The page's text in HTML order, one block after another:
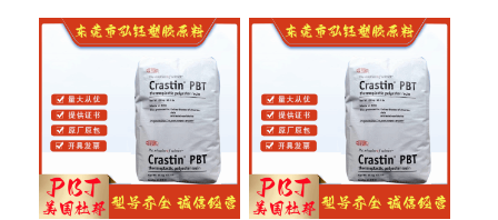
部件